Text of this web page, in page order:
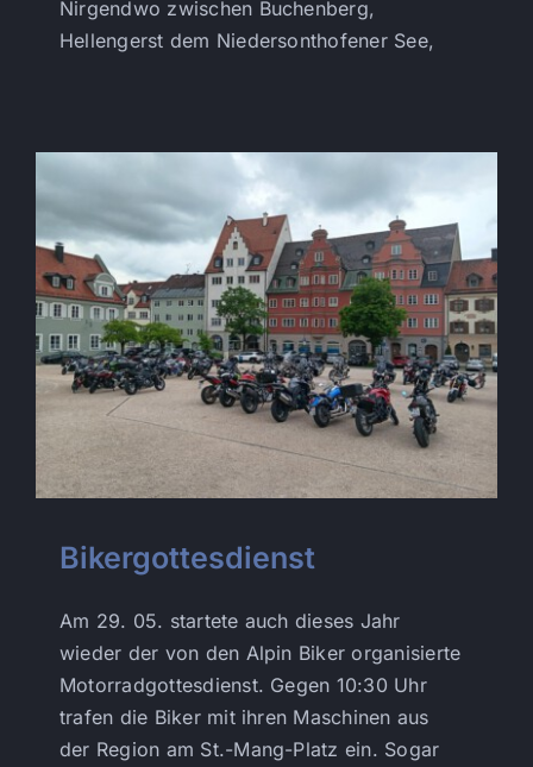
Nirgendwo zwischen Buchenberg,
Hellengerst dem Niedersonthofener See,
Bikergottesdienst
Am 29. 05. startete auch dieses Jahr
wieder der von den Alpin Biker organisierte
Motorradgottesdienst. Gegen 10:30 Uhr
trafen die Biker mit ihren Maschinen aus
der Region am St.-Mang-Platz ein. Sogar